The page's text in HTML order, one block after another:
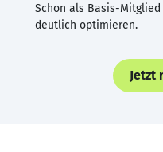
Schon als Basis-Mitglied
deutlich optimieren.
Jetzt